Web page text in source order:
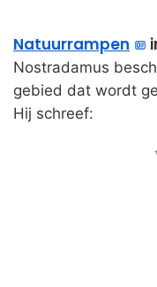
Natuurrampen
Nostradamus
gebied dat wordt
Hij schreef: